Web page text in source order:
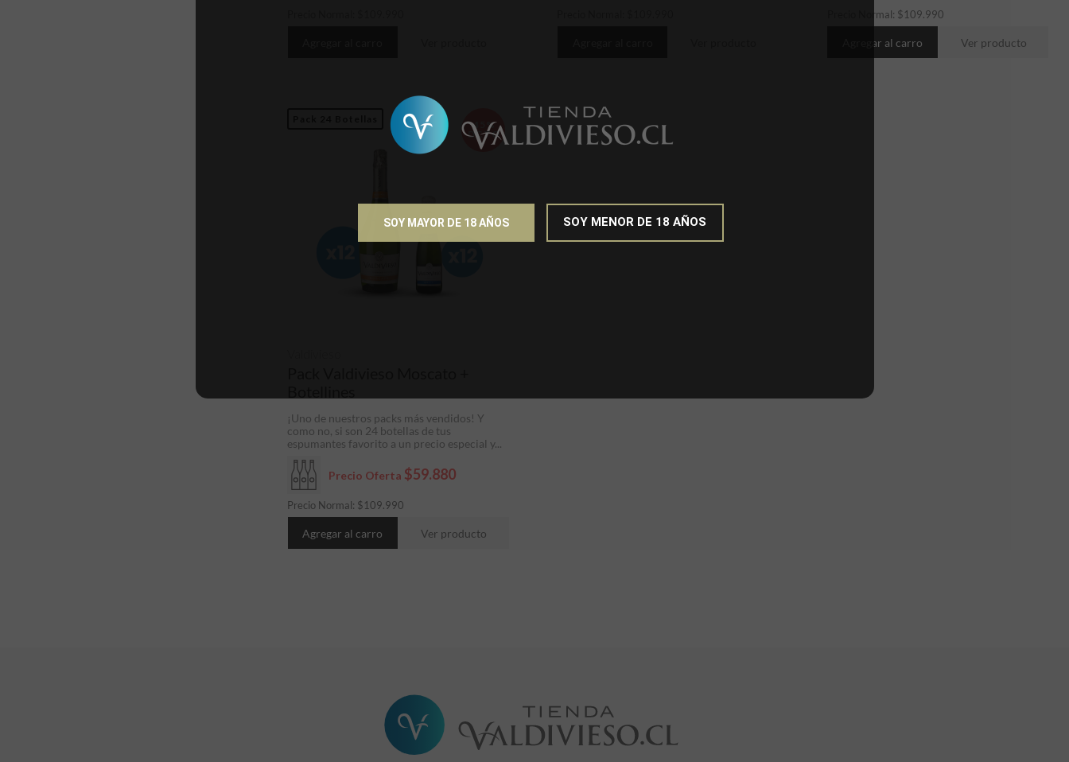
Precio Normal: $109.990
Agregar al carro Ver producto
45%
DCTO
Precio Oferta $59.880
Precio Normal: $109.990
¡Uno de nuestros packs más vendidos! Y
como no, si son 24 botellas de tus
espumantes favorito a un precio especial y...
Agregar al carro Ver producto
SOY MAYOR DE 18 AÑOS SOY MENOR DE 18 AÑOS